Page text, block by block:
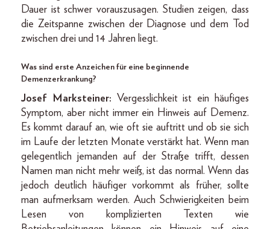
Dauer ist schwer vorauszusagen. Studien zeigen, dass
die Zeitspanne zwischen der Diagnose und dem Tod
zwischen drei und 14 Jahren liegt.
Was sind erste Anzeichen für eine beginnende
Demenzerkrankung?
Josef Marksteiner: Vergesslichkeit ist ein häufiges
Symptom, aber nicht immer ein Hinweis auf Demenz.
Es kommt darauf an, wie oft sie auftritt und ob sie sich
im Laufe der letzten Monate verstärkt hat. Wenn man
gelegentlich jemanden auf der Straße trifft, dessen
Namen man nicht mehr weiß, ist das normal. Wenn das
jedoch deutlich häufiger vorkommt als früher, sollte
man aufmerksam werden. Auch Schwierigkeiten beim
Lesen von komplizierten Texten wie